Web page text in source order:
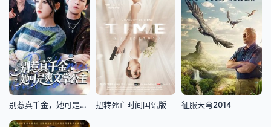
别惹真千金，她可是爽文掌公主 扭转死亡时间国语版 征服天穹2014